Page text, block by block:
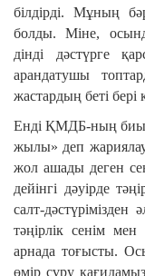
білдірді. Мұның
болды. Міне,
дінді дәстүрге
арандатушы
жастардың беті бері
Енді ҚМДБ-ның
жылы» деп
жол ашады деген
дейінгі дәуірде
салт-
тәңірлік сенім
арнада тоғысты.
өмір сүру